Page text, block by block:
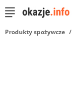
Produkty spożywcze